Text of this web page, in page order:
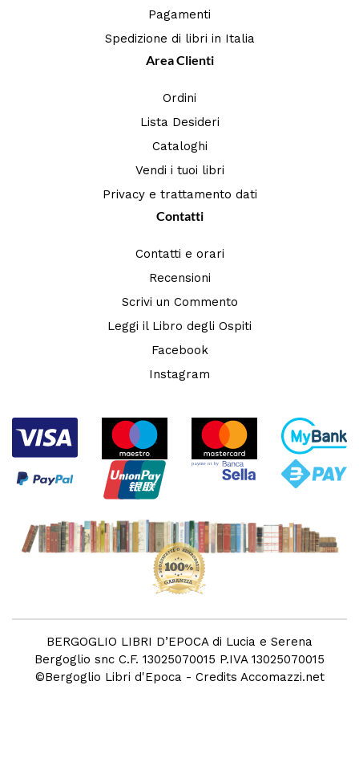
Pagamenti
Spedizione di libri in Italia
Area Clienti
Ordini
Lista Desideri
Cataloghi
Vendi i tuoi libri
Privacy e trattamento dati
Contatti
Contatti e orari
Recensioni
Scrivi un Commento
Leggi il Libro degli Ospiti
Facebook
Instagram
BERGOGLIO LIBRI D’EPOCA di Lucia e Serena
Bergoglio snc C.F. 13025070015 P.IVA 13025070015
©Bergoglio Libri d'Epoca - Credits Accomazzi.net